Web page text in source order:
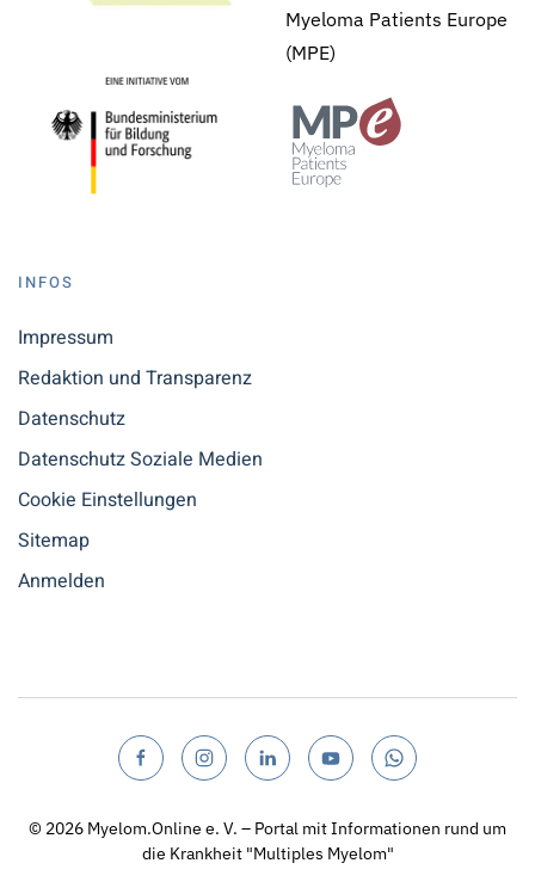
Myeloma Patients Europe
(MPE)
INFOS
Impressum
Redaktion und Transparenz
Datenschutz
Datenschutz Soziale Medien
Cookie Einstellungen
Sitemap
Anmelden
© 2026 Myelom.Online e. V. – Portal mit Informationen rund um
die Krankheit "Multiples Myelom"